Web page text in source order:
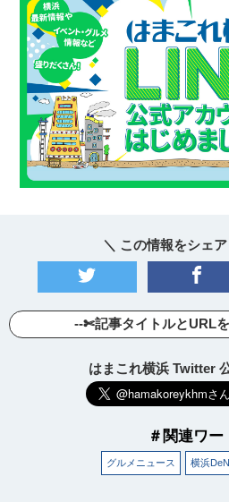
＼ この情報をシェ
--✄記事タイトルとURL
はまこれ横浜 Twitter
＃関連ワー
グルメニュース 横浜